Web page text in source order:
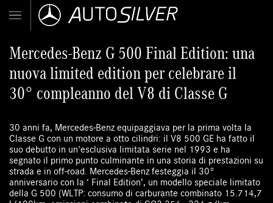
Mercedes-Benz G 500 Final Edition: una
nuova limited edition per celebrare il
30° compleanno del V8 di Classe G
30 anni fa, Mercedes-Benz equipaggiava per la prima volta la
Classe G con un motore a otto cilindri: il V8 500 GE ha fatto il
suo debutto in un'esclusiva limitata serie nel 1993 e ha
segnato il primo punto culminante in una storia di prestazioni su
strada e in off-road. Mercedes-Benz festeggia il 30°
anniversario con la ‘ Final Edition’, un modello speciale limitato
della G 500 (WLTP: consumo di carburante combinato 15.714,7